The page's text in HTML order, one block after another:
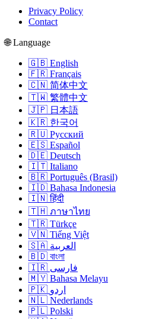
Privacy Policy
Contact
🌐 Language
🇬🇧 English
🇫🇷 Français
🇨🇳 简体中文
🇹🇼 繁體中文
🇯🇵 日本語
🇰🇷 한국어
🇷🇺 Русский
🇪🇸 Español
🇩🇪 Deutsch
🇮🇹 Italiano
🇧🇷 Português (Brasil)
🇮🇩 Bahasa Indonesia
🇮🇳 हिंदी
🇹🇭 ภาษาไทย
🇹🇷 Türkçe
🇻🇳 Tiếng Việt
🇸🇦 العربية
🇧🇩 বাংলা
🇮🇷 فارسی
🇲🇾 Bahasa Melayu
🇵🇰 اردو
🇳🇱 Nederlands
🇵🇱 Polski